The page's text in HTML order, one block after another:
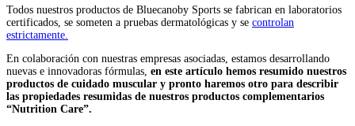
Todos nuestros productos de Bluecanoby Sports se fabrican en laboratorios
certificados, se someten a pruebas dermatológicas y se controlan
estrictamente.
En colaboración con nuestras empresas asociadas, estamos desarrollando
nuevas e innovadoras fórmulas, en este artículo hemos resumido nuestros
productos de cuidado muscular y pronto haremos otro para describir
las propiedades resumidas de nuestros productos complementarios
“Nutrition Care”.